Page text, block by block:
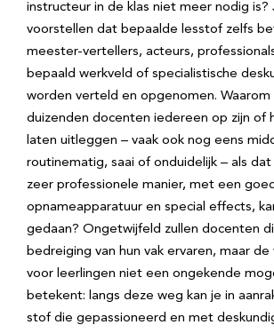
instructeur in de klas niet meer nodig is?
voorstellen dat bepaalde lesstof zelfs
meester-vertellers, acteurs,
bepaald werkveld of specialistische
worden verteld en opgenomen. Waarom
duizenden docenten iedereen op zijn of
laten uitleggen – vaak ook nog eens
routinematig, saai of onduidelijk – als
zeer professionele manier, met een
opnameapparatuur en special effects,
gedaan? Ongetwijfeld zullen docenten
bedreiging van hun vak ervaren, maar
voor leerlingen niet een ongekende
betekent: langs deze weg kan je in
stof die gepassioneerd en met